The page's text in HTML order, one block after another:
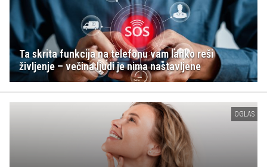
Ta skrita funkcija na telefonu vam lahko reši
življenje – večina ljudi je nima nastavljene
OGLAS